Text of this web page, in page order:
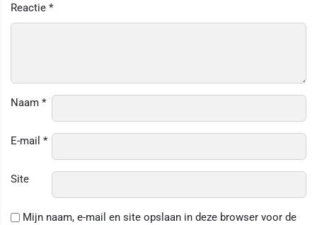
Reactie *
Naam *
E-mail *
Site
Mijn naam, e-mail en site opslaan in deze browser voor de